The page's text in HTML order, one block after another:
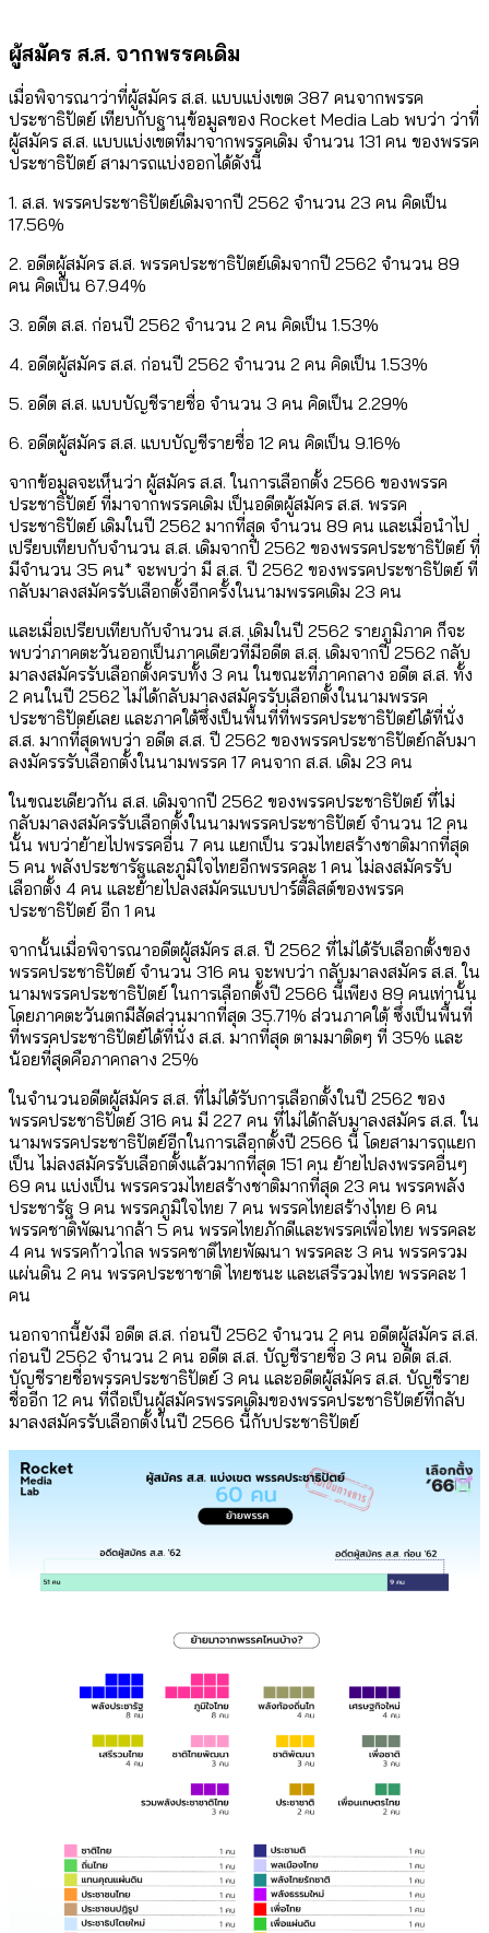
ผู้สมัคร ส.ส. จากพรรคเดิม
เมื่อพิจารณาว่าที่ผู้สมัคร ส.ส. แบบแบ่งเขต 387 คนจากพรรค
ประชาธิปัตย์ เทียบกับฐานข้อมูลของ Rocket Media Lab พบว่า ว่าที่
ผู้สมัคร ส.ส. แบบแบ่งเขตที่มาจากพรรคเดิม จำนวน 131 คน ของพรรค
ประชาธิปัตย์ สามารถแบ่งออกได้ดังนี้
1. ส.ส. พรรคประชาธิปัตย์เดิมจากปี 2562 จำนวน 23 คน คิดเป็น
17.56%
2. อดีตผู้สมัคร ส.ส. พรรคประชาธิปัตย์เดิมจากปี 2562 จำนวน 89
คน คิดเป็น 67.94%
3. อดีต ส.ส. ก่อนปี 2562 จำนวน 2 คน คิดเป็น 1.53%
4. อดีตผู้สมัคร ส.ส. ก่อนปี 2562 จำนวน 2 คน คิดเป็น 1.53%
5. อดีต ส.ส. แบบบัญชีรายชื่อ จำนวน 3 คน คิดเป็น 2.29%
6. อดีตผู้สมัคร ส.ส. แบบบัญชีรายชื่อ 12 คน คิดเป็น 9.16%
จากข้อมูลจะเห็นว่า ผู้สมัคร ส.ส. ในการเลือกตั้ง 2566 ของพรรค
ประชาธิปัตย์ ที่มาจากพรรคเดิม เป็นอดีตผู้สมัคร ส.ส. พรรค
ประชาธิปัตย์ เดิมในปี 2562 มากที่สุด จำนวน 89 คน และเมื่อนำไป
เปรียบเทียบกับจำนวน ส.ส. เดิมจากปี 2562 ของพรรคประชาธิปัตย์ ที่
มีจำนวน 35 คน* จะพบว่า มี ส.ส. ปี 2562 ของพรรคประชาธิปัตย์ ที่
กลับมาลงสมัครรับเลือกตั้งอีกครั้งในนามพรรคเดิม 23 คน
และเมื่อเปรียบเทียบกับจำนวน ส.ส. เดิมในปี 2562 รายภูมิภาค ก็จะ
พบว่าภาคตะวันออกเป็นภาคเดียวที่มีอดีต ส.ส. เดิมจากปี 2562 กลับ
มาลงสมัครรับเลือกตั้งครบทั้ง 3 คน ในขณะที่ภาคกลาง อดีต ส.ส. ทั้ง
2 คนในปี 2562 ไม่ได้กลับมาลงสมัครรับเลือกตั้งในนามพรรค
ประชาธิปัตย์เลย และภาคใต้ซึ่งเป็นพื้นที่ที่พรรคประชาธิปัตย์ได้ที่นั่ง
ส.ส. มากที่สุดพบว่า อดีต ส.ส. ปี 2562 ของพรรคประชาธิปัตย์กลับมา
ลงมัครรรับเลือกตั้งในนามพรรค 17 คนจาก ส.ส. เดิม 23 คน
ในขณะเดียวกัน ส.ส. เดิมจากปี 2562 ของพรรคประชาธิปัตย์ ที่ไม่
กลับมาลงสมัครรับเลือกตั้งในนามพรรคประชาธิปัตย์ จำนวน 12 คน
นั้น พบว่าย้ายไปพรรคอื่น 7 คน แยกเป็น รวมไทยสร้างชาติมากที่สุด
5 คน พลังประชารัฐและภูมิใจไทยอีกพรรคละ 1 คน ไม่ลงสมัครรับ
เลือกตั้ง 4 คน และย้ายไปลงสมัครแบบปาร์ตี้ลิสต์ของพรรค
ประชาธิปัตย์ อีก 1 คน
จากนั้นเมื่อพิจารณาอดีตผู้สมัคร ส.ส. ปี 2562 ที่ไม่ได้รับเลือกตั้งของ
พรรคประชาธิปัตย์ จำนวน 316 คน จะพบว่า กลับมาลงสมัคร ส.ส. ใน
นามพรรคประชาธิปัตย์ ในการเลือกตั้งปี 2566 นี้เพียง 89 คนเท่านั้น
โดยภาคตะวันตกมีสัดส่วนมากที่สุด 35.71% ส่วนภาคใต้ ซึ่งเป็นพื้นที่
ที่พรรคประชาธิปัตย์ได้ที่นั่ง ส.ส. มากที่สุด ตามมาติดๆ ที่ 35% และ
น้อยที่สุดคือภาคกลาง 25%
ในจำนวนอดีตผู้สมัคร ส.ส. ที่ไม่ได้รับการเลือกตั้งในปี 2562 ของ
พรรคประชาธิปัตย์ 316 คน มี 227 คน ที่ไม่ได้กลับมาลงสมัคร ส.ส. ใน
นามพรรคประชาธิปัตย์อีกในการเลือกตั้งปี 2566 นี้ โดยสามารถแยก
เป็น ไม่ลงสมัครรับเลือกตั้งแล้วมากที่สุด 151 คน ย้ายไปลงพรรคอื่นๆ
69 คน แบ่งเป็น พรรครวมไทยสร้างชาติมากที่สุด 23 คน พรรคพลัง
ประชารัฐ 9 คน พรรคภูมิใจไทย 7 คน พรรคไทยสร้างไทย 6 คน
พรรคชาติพัฒนากล้า 5 คน พรรคไทยภักดีและพรรคเพื่อไทย พรรคละ
4 คน พรรคก้าวไกล พรรคชาติไทยพัฒนา พรรคละ 3 คน พรรครวม
แผ่นดิน 2 คน พรรคประชาชาติ ไทยชนะ และเสรีรวมไทย พรรคละ 1
คน
นอกจากนี้ยังมี อดีต ส.ส. ก่อนปี 2562 จำนวน 2 คน อดีตผู้สมัคร ส.ส.
ก่อนปี 2562 จำนวน 2 คน อดีต ส.ส. บัญชีรายชื่อ 3 คน อดีต ส.ส.
บัญชีรายชื่อพรรคประชาธิปัตย์ 3 คน และอดีตผู้สมัคร ส.ส. บัญชีราย
ชื่ออีก 12 คน ที่ถือเป็นผู้สมัครพรรคเดิมของพรรคประชาธิปัตย์ที่กลับ
มาลงสมัครรับเลือกตั้งในปี 2566 นี้กับประชาธิปัตย์